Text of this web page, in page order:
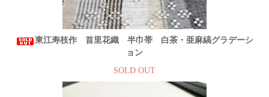
東江寿枝作 首里花織 半巾帯 白茶・亜麻縞グラデーシ
ョン
SOLD OUT